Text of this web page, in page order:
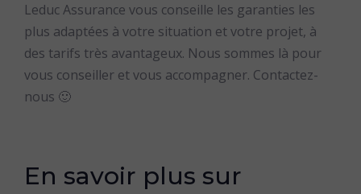
Leduc Assurance vous conseille les garanties les
plus adaptées à votre situation et votre projet, à
des tarifs très avantageux. Nous sommes là pour
vous conseiller et vous accompagner. Contactez-
nous 🙂
En savoir plus sur